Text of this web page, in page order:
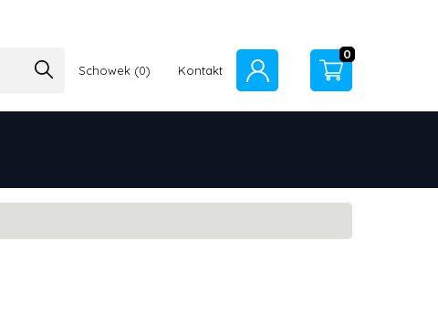
Schowek Kontakt
0